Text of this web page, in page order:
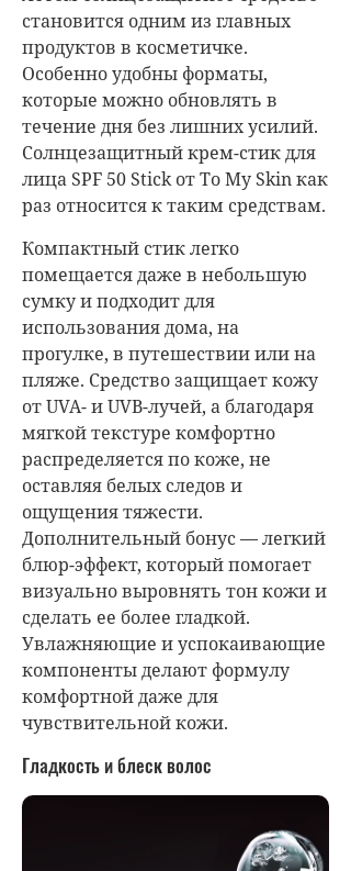
становится одним из главных
продуктов в косметичке.
Особенно удобны форматы,
которые можно обновлять в
течение дня без лишних усилий.
Солнцезащитный крем-стик для
лица SPF 50 Stick от To My Skin как
раз относится к таким средствам.
Компактный стик легко
помещается даже в небольшую
сумку и подходит для
использования дома, на
прогулке, в путешествии или на
пляже. Средство защищает кожу
от UVA- и UVB-лучей, а благодаря
мягкой текстуре комфортно
распределяется по коже, не
оставляя белых следов и
ощущения тяжести.
Дополнительный бонус — легкий
блюр-эффект, который помогает
визуально выровнять тон кожи и
сделать ее более гладкой.
Увлажняющие и успокаивающие
компоненты делают формулу
комфортной даже для
чувствительной кожи.
Гладкость и блеск волос